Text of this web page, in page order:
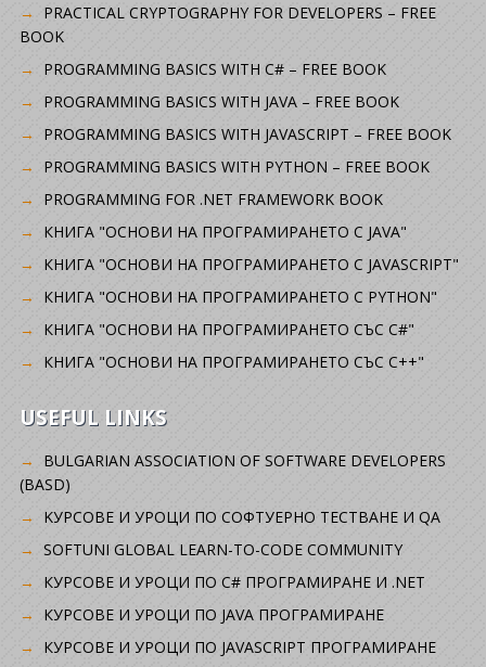
PRACTICAL CRYPTOGRAPHY FOR DEVELOPERS – FREE
BOOK
PROGRAMMING BASICS WITH C# – FREE BOOK
PROGRAMMING BASICS WITH JAVA – FREE BOOK
PROGRAMMING BASICS WITH JAVASCRIPT – FREE BOOK
PROGRAMMING BASICS WITH PYTHON – FREE BOOK
PROGRAMMING FOR .NET FRAMEWORK BOOK
КНИГА "ОСНОВИ НА ПРОГРАМИРАНЕТО С JAVA"
КНИГА "ОСНОВИ НА ПРОГРАМИРАНЕТО С JAVASCRIPT"
КНИГА "ОСНОВИ НА ПРОГРАМИРАНЕТО С PYTHON"
КНИГА "ОСНОВИ НА ПРОГРАМИРАНЕТО СЪС C#"
КНИГА "ОСНОВИ НА ПРОГРАМИРАНЕТО СЪС C++"
USEFUL LINKS
BULGARIAN ASSOCIATION OF SOFTWARE DEVELOPERS
(BASD)
KУРСОВЕ И УРОЦИ ПО СОФТУЕРНО ТЕСТВАНЕ И QA
SOFTUNI GLOBAL LEARN-TO-CODE COMMUNITY
КУРСОВЕ И УРОЦИ ПО C# ПРОГРАМИРАНЕ И .NET
КУРСОВЕ И УРОЦИ ПО JAVA ПРОГРАМИРАНЕ
КУРСОВЕ И УРОЦИ ПО JAVASCRIPT ПРОГРАМИРАНЕ